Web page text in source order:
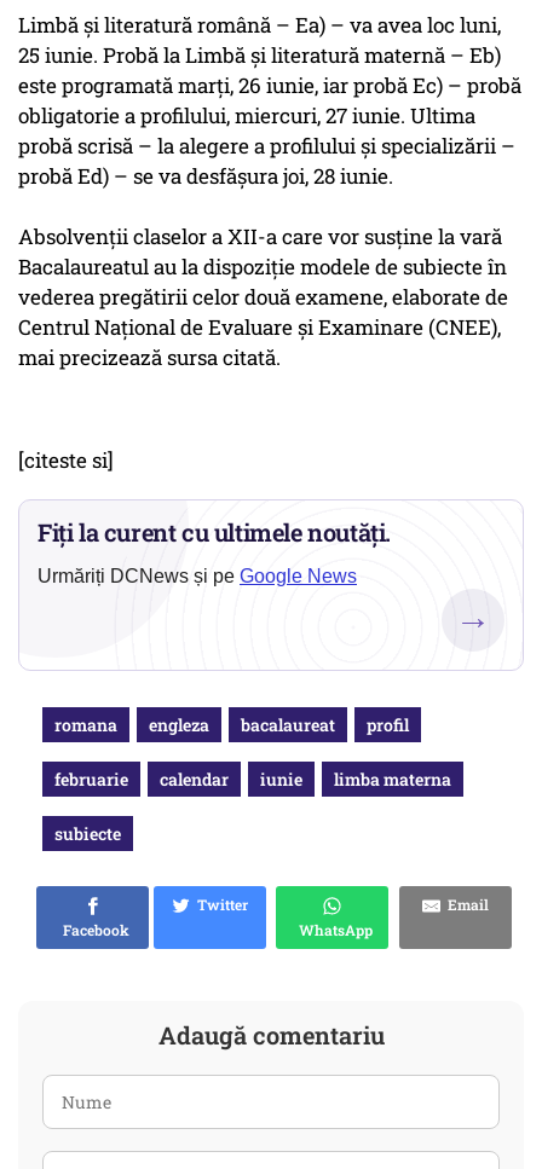
Limbă și literatură română – Ea) – va avea loc luni,
25 iunie. Probă la Limbă și literatură maternă – Eb)
este programată marți, 26 iunie, iar probă Ec) – probă
obligatorie a profilului, miercuri, 27 iunie. Ultima
probă scrisă – la alegere a profilului și specializării –
probă Ed) – se va desfășura joi, 28 iunie.
Absolvenții claselor a XII-a care vor susține la vară
Bacalaureatul au la dispoziție modele de subiecte în
vederea pregătirii celor două examene, elaborate de
Centrul Național de Evaluare și Examinare (CNEE),
mai precizează sursa citată.
[citeste si]
Fiți la curent cu ultimele noutăți.
Urmăriți DCNews și pe Google News
→
romana engleza bacalaureat profil
februarie calendar iunie limba materna
subiecte
Facebook
Twitter
WhatsApp
Email
Adaugă comentariu